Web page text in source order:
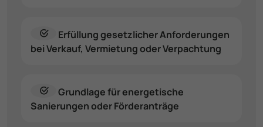
Erfüllung gesetz­licher Anforde­rungen
bei Verkauf, Vermietung oder Verpachtung
Grundlage für energetische
Sanierungen oder Förderanträge